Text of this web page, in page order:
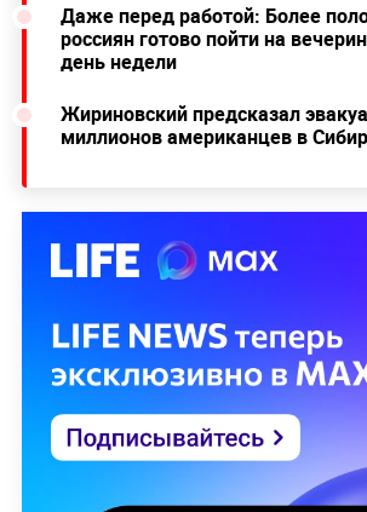
Даже перед работой: Более
россиян готово пойти на
день недели
Жириновский предсказал
миллионов американцев в